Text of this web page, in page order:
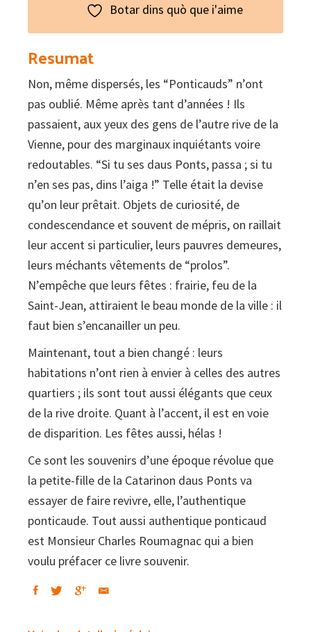
Botar dins quò que i'aime
Resumat
Non, même dispersés, les “Ponticauds” n’ont
pas oublié. Même après tant d’années ! Ils
passaient, aux yeux des gens de l’autre rive de la
Vienne, pour des marginaux inquiétants voire
redoutables. “Si tu ses daus Ponts, passa ; si tu
n’en ses pas, dins l’aiga !” Telle était la devise
qu’on leur prêtait. Objets de curiosité, de
condescendance et souvent de mépris, on raillait
leur accent si particulier, leurs pauvres demeures,
leurs méchants vêtements de “prolos”.
N’empêche que leurs fêtes : frairie, feu de la
Saint-Jean, attiraient le beau monde de la ville : il
faut bien s’encanailler un peu.
Maintenant, tout a bien changé : leurs
habitations n’ont rien à envier à celles des autres
quartiers ; ils sont tout aussi élégants que ceux
de la rive droite. Quant à l’accent, il est en voie
de disparition. Les fêtes aussi, hélas !
Ce sont les souvenirs d’une époque révolue que
la petite-fille de la Catarinon daus Ponts va
essayer de faire revivre, elle, l’authentique
ponticaude. Tout aussi authentique ponticaud
est Monsieur Charles Roumagnac qui a bien
voulu préfacer ce livre souvenir.